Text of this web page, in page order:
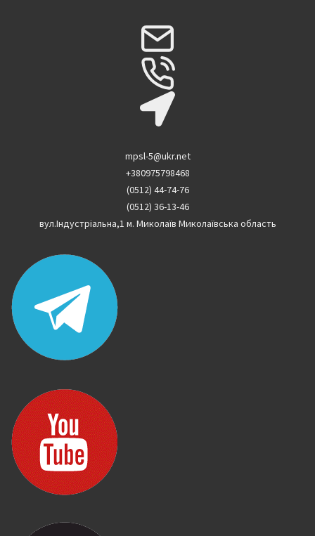
mpsl-5@ukr.net
+380975798468
(0512) 44-74-76
(0512) 36-13-46
вул.Індустріальна,1 м. Миколаїв Миколаївська область